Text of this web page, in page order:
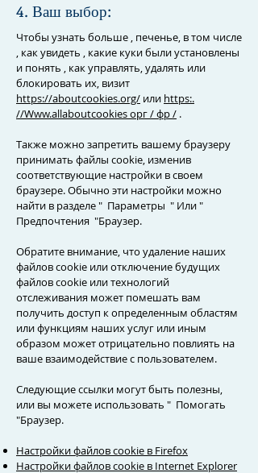
4. Ваш выбор:
Чтобы узнать больше , печенье, в том числе
, как увидеть , какие куки были установлены
и понять , как управлять, удалять или
блокировать их, визит
https://aboutcookies.org/ или https:.
//Www.allaboutcookies орг / фр / .
Также можно запретить вашему браузеру
принимать файлы cookie, изменив
соответствующие настройки в своем
браузере. Обычно эти настройки можно
найти в разделе" Параметры " Или"
Предпочтения "Браузер.
Обратите внимание, что удаление наших
файлов cookie или отключение будущих
файлов cookie или технологий
отслеживания может помешать вам
получить доступ к определенным областям
или функциям наших услуг или иным
образом может отрицательно повлиять на
ваше взаимодействие с пользователем.
Следующие ссылки могут быть полезны,
или вы можете использовать " Помогать
"Браузер.
Настройки файлов cookie в Firefox
Настройки файлов cookie в Internet Explorer